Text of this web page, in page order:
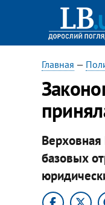
Главная —
Верховная
базовых